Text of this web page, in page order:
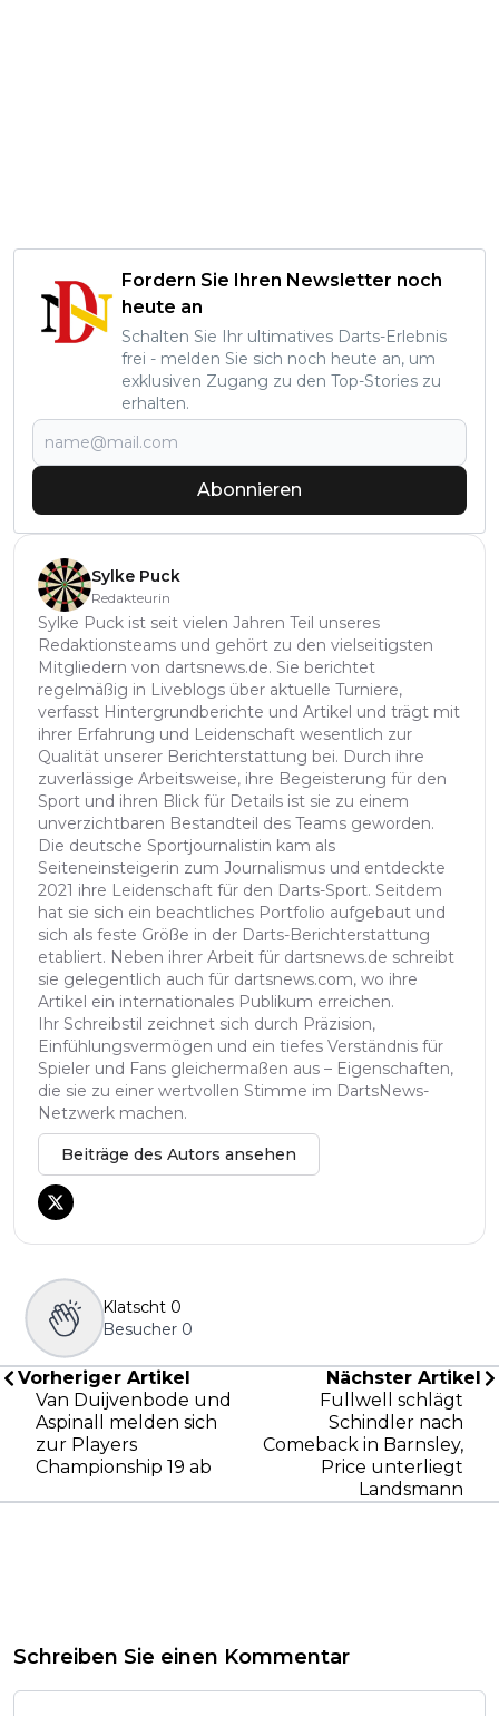
Fordern Sie Ihren Newsletter noch
heute an
Schalten Sie Ihr ultimatives Darts-Erlebnis
frei - melden Sie sich noch heute an, um
exklusiven Zugang zu den Top-Stories zu
erhalten.
Abonnieren
Sylke Puck
Redakteurin
Sylke Puck ist seit vielen Jahren Teil unseres
Redaktionsteams und gehört zu den vielseitigsten
Mitgliedern von dartsnews.de. Sie berichtet
regelmäßig in Liveblogs über aktuelle Turniere,
verfasst Hintergrundberichte und Artikel und trägt mit
ihrer Erfahrung und Leidenschaft wesentlich zur
Qualität unserer Berichterstattung bei. Durch ihre
zuverlässige Arbeitsweise, ihre Begeisterung für den
Sport und ihren Blick für Details ist sie zu einem
unverzichtbaren Bestandteil des Teams geworden.
Die deutsche Sportjournalistin kam als
Seiteneinsteigerin zum Journalismus und entdeckte
2021 ihre Leidenschaft für den Darts-Sport. Seitdem
hat sie sich ein beachtliches Portfolio aufgebaut und
sich als feste Größe in der Darts-Berichterstattung
etabliert. Neben ihrer Arbeit für dartsnews.de schreibt
sie gelegentlich auch für dartsnews.com, wo ihre
Artikel ein internationales Publikum erreichen.
Ihr Schreibstil zeichnet sich durch Präzision,
Einfühlungsvermögen und ein tiefes Verständnis für
Spieler und Fans gleichermaßen aus – Eigenschaften,
die sie zu einer wertvollen Stimme im DartsNews-
Netzwerk machen.
Beiträge des Autors ansehen
Klatscht 0
Besucher 0
Vorheriger Artikel
Van Duijvenbode und
Aspinall melden sich
zur Players
Championship 19 ab
Nächster Artikel
Fullwell schlägt
Schindler nach
Comeback in Barnsley,
Price unterliegt
Landsmann
Schreiben Sie einen Kommentar